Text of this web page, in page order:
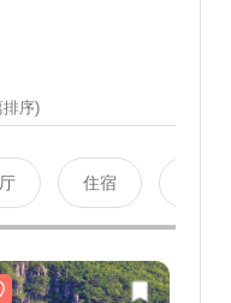
序)
住宿